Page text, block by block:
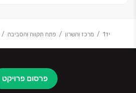
יד1 מרכז והשרון פתח תקווה והסביבה
פרסום פרויקט